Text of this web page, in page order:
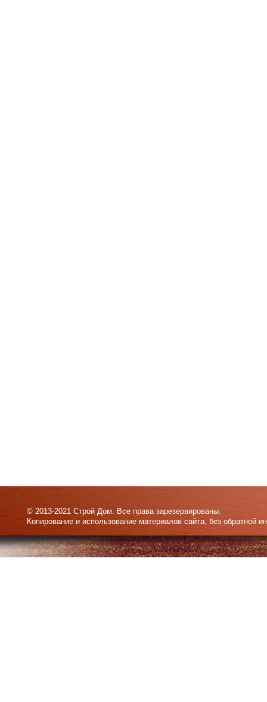
© 2013-2021 Строй Дом. Все права зарезервированы.
Копирование и использование материалов сайта, без обратной